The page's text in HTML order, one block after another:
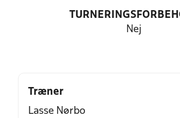
Nej
Træner
Lasse Nørbo